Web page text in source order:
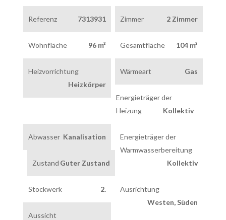
Referenz 7313931 Zimmer 2 Zimmer
Wohnfläche 96 m² Gesamtfläche 104 m²
Heizvorrichtung
Heizkörper
Wärmeart Gas
Energieträger der
Heizung
Kollektiv
Energieträger der
Warmwasserbereitung
Kollektiv
Abwasser Kanalisation
Zustand Guter Zustand
Stockwerk 2.
Ausrichtung
Westen, Süden
Aussicht